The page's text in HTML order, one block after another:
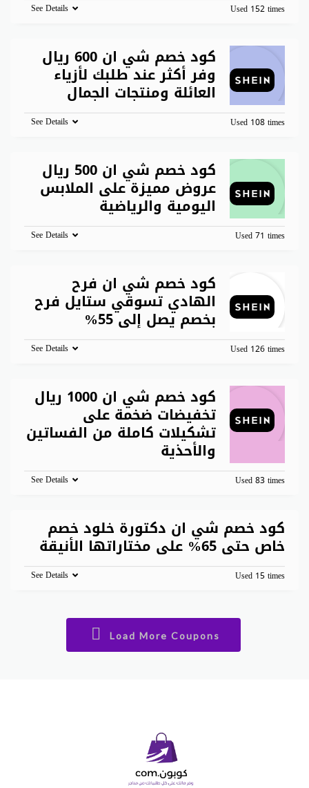
Used 152 times
See Details
كود خصم شي ان 600 ريال
وفر أكثر عند طلبك لأزياء
العائلة ومنتجات الجمال
Used 108 times
See Details
كود خصم شي ان 500 ريال
عروض مميزة على الملابس
اليومية والرياضية
Used 71 times
See Details
كود خصم شي ان فرح
الهادي تسوقي ستايل فرح
بخصم يصل إلى 55%
Used 126 times
See Details
كود خصم شي ان 1000 ريال
تخفيضات ضخمة على
تشكيلات كاملة من الفساتين
والأحذية
Used 83 times
See Details
كود خصم شي ان دكتورة خلود خصم
خاص حتى 65% على مختاراتها الأنيقة
Used 15 times
See Details
Load More Coupons